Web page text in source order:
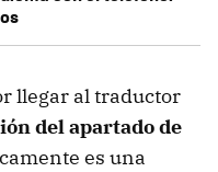
llegar al traductor
del apartado de
es una